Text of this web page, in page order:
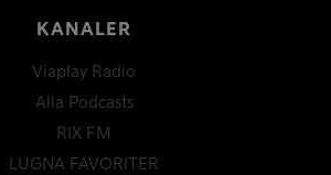
KANALER
Viaplay Radio
Alla Podcasts
RIX FM
LUGNA FAVORITER